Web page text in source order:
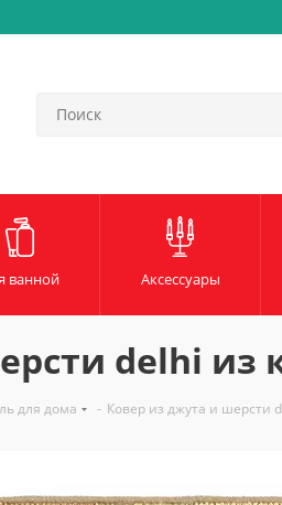
ванной Аксессуары
delhi из
для дома - Ковер из джута и шерсти